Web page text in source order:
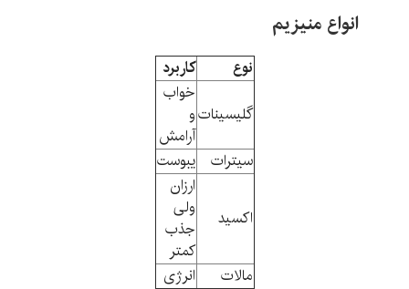
انواع منیزیم
نوع
کاربرد
گلیسینات
خواب
و
آرامش
سیترات
یبوست
اکسید
ارزان
ولی
جذب
کمتر
مالات
انرژی